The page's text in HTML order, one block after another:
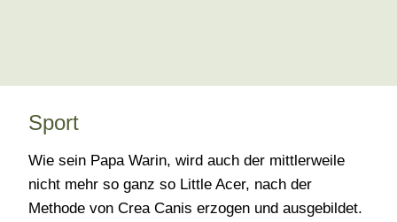
Sport
Wie sein Papa Warin, wird auch der mittlerweile
nicht mehr so ganz so Little Acer, nach der
Methode von Crea Canis erzogen und ausgebildet.